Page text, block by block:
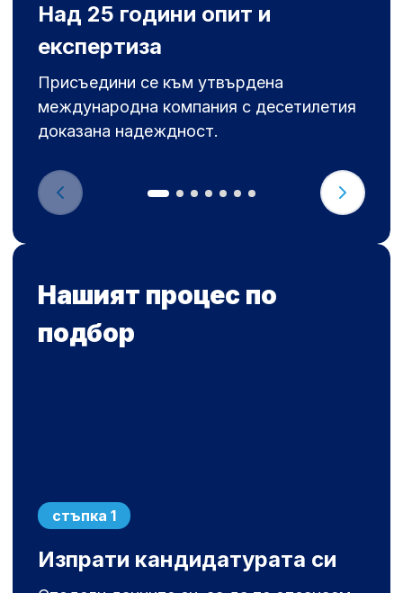
Над 25 години опит и
експертиза
Присъедини се към утвърдена
международна компания с десетилетия
доказана надеждност.
Нашият процес по
подбор
стъпка 1
Изпрати кандидатурата си